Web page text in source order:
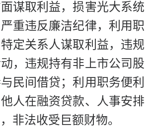
谋取利益，损害光大系统
重违反廉洁纪律，利用职
定关系人谋取利益，违规
，违规持有非上市公司股
民间借贷；利用职务便利
人在融资贷款、人事安排
非法收受巨额财物。